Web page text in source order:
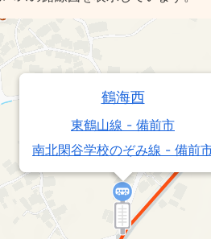
鶴海西
東鶴山線 - 備前市
南北閑谷学校のぞみ線 - 備前